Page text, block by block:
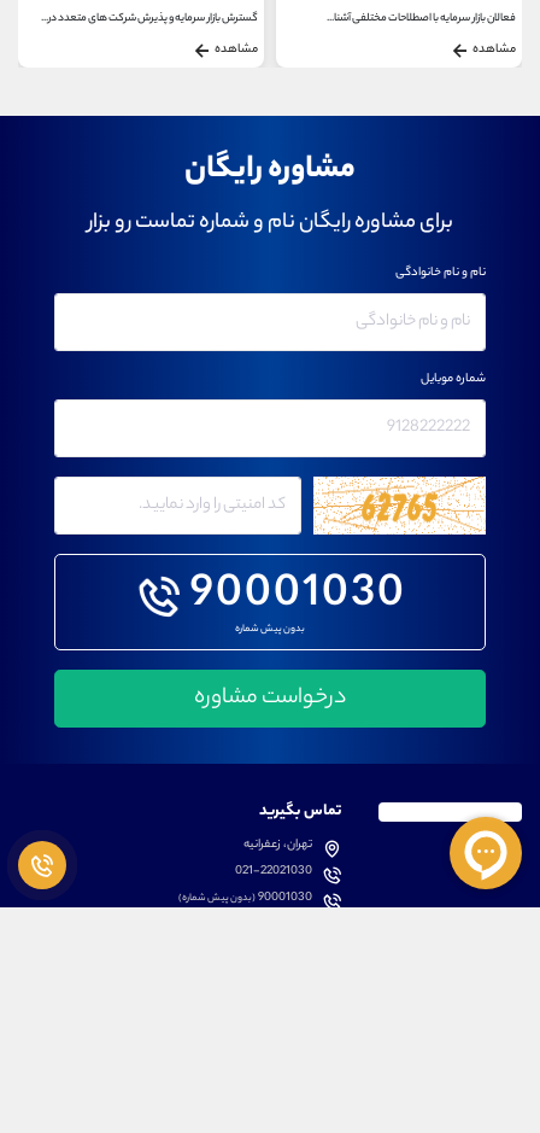
فعالان بازار سرمایه با اصطلاحات مختلفی آشنا...
مشاهده
گسترش بازار سرمایه و پذیرش شرکت های متعدد در...
مشاهده
مشاوره رایگان
برای مشاوره رایگان نام و شماره تماست رو بزار
90001030
بدون پیش شماره
نام و نام خانوادگی
شماره موبایل
تماس بگیرید
تهران، زعفرانیه
021-22021030
90001030(بدون پیش شماره)